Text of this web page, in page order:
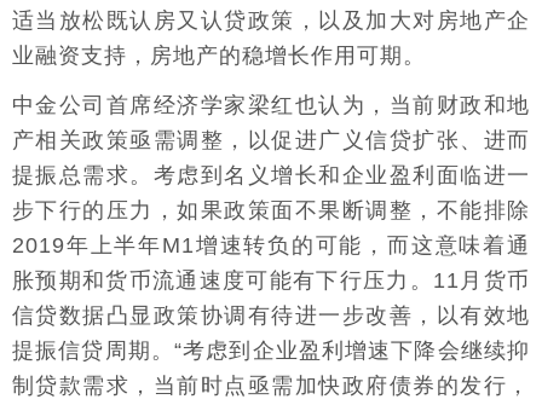
适当放松既认房又认贷政策，以及加大对房地产企
业融资支持，房地产的稳增长作用可期。
中金公司首席经济学家梁红也认为，当前财政和地
产相关政策亟需调整，以促进广义信贷扩张、进而
提振总需求。考虑到名义增长和企业盈利面临进一
步下行的压力，如果政策面不果断调整，不能排除
2019年上半年M1增速转负的可能，而这意味着通
胀预期和货币流通速度可能有下行压力。11月货币
信贷数据凸显政策协调有待进一步改善，以有效地
提振信贷周期。“考虑到企业盈利增速下降会继续抑
制贷款需求，当前时点亟需加快政府债券的发行，